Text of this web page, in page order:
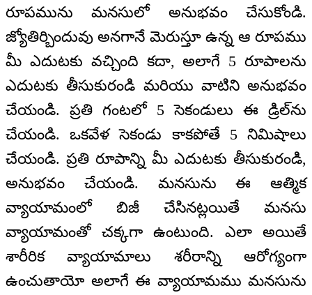
రూపమును మనసులో అనుభవం చేసుకోండి.
జ్యోతిర్బిందువు అనగానే మెరుస్తూ ఉన్న ఆ రూపము
మీ ఎదుటకు వచ్చింది కదా, అలాగే 5 రూపాలను
ఎదుటకు తీసుకురండి మరియు వాటిని అనుభవం
చేయండి. ప్రతి గంటలో 5 సెకండులు ఈ డ్రిల్‌ను
చేయండి. ఒకవేళ సెకండు కాకపోతే 5 నిమిషాలు
చేయండి. ప్రతి రూపాన్ని మీ ఎదుటకు తీసుకురండి,
అనుభవం చేయండి. మనసును ఈ ఆత్మిక
వ్యాయామంలో బిజీ చేసినట్లయితే మనసు
వ్యాయామంతో చక్కగా ఉంటుంది. ఎలా అయితే
శారీరిక వ్యాయామాలు శరీరాన్ని ఆరోగ్యంగా
ఉంచుతాయో అలాగే ఈ వ్యాయామము మనసును